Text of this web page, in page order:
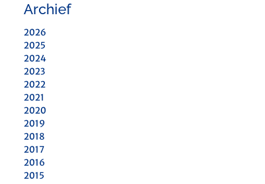
Archief
2026
2025
2024
2023
2022
2021
2020
2019
2018
2017
2016
2015